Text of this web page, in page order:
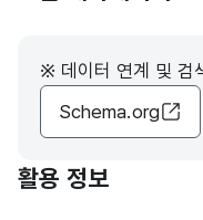
※ 데이터 연계 및 검
Schema.org
활용 정보